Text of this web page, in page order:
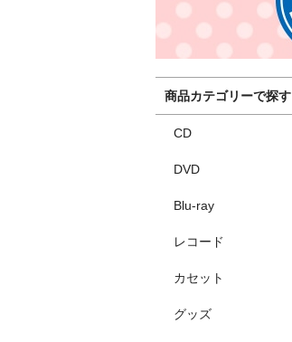
商品カテゴリーで探す
CD
DVD
Blu-ray
レコード
カセット
グッズ